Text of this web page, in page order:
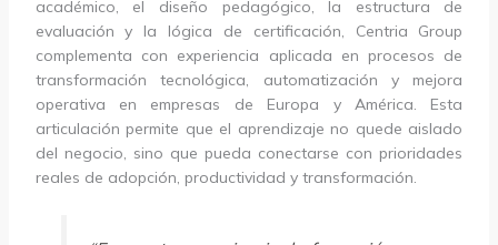
académico, el diseño pedagógico, la estructura de
evaluación y la lógica de certificación, Centria Group
complementa con experiencia aplicada en procesos de
transformación tecnológica, automatización y mejora
operativa en empresas de Europa y América. Esta
articulación permite que el aprendizaje no quede aislado
del negocio, sino que pueda conectarse con prioridades
reales de adopción, productividad y transformación.